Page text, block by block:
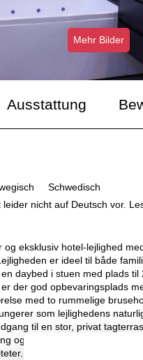
Mehr Bilder
Ausstattung
Schwedisch
nicht auf Deutsch vor.
eksklusiv hotel-lejlighed
er ideel til både
daybed i stuen med plads
der god opbevaringsplads
med to rummelige
som lejlighedens
til en stor, privat
og hyggelige stunder under
refunderbart